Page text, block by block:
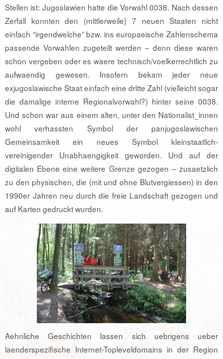
Stellen ist: Jugoslawien hatte die Vorwahl 0038. Nach dessen
Zerfall konnten den (mittlerweile) 7 neuen Staaten nicht
einfach “irgendwelche” bzw. ins europaeische Zahlenschema
passende Vorwahlen zugeteilt werden – denn diese waren
schon vergeben oder es waere technisch/voelkerrechtlich zu
aufwaendig gewesen. Insofern bekam jeder neue
exjugoslawische Staat einfach eine dritte Zahl (vielleicht sogar
die damalige interne Regionalvorwahl?) hinter seine 0038.
Und schon war aus einem alten, unter den Nationalist_innen
wohl verhassten Symbol der panjugoslawischen
Gemeinsamkeit ein neues Symbol kleinstaatlich-
vereinigender Unabhaengigkeit geworden. Und auf der
digitalen Ebene eine weitere Grenze gezogen – zusaetzlich
zu den physischen, die (mit und ohne Blutvergiessen) in den
1990er Jahren neu durch die freie Landschaft gezogen und
auf Karten gedruckt wurden.
Aehnliche Geschichten lassen sich uebrigens ueber
laenderspezifische Internet-Topleveldomains in der Region